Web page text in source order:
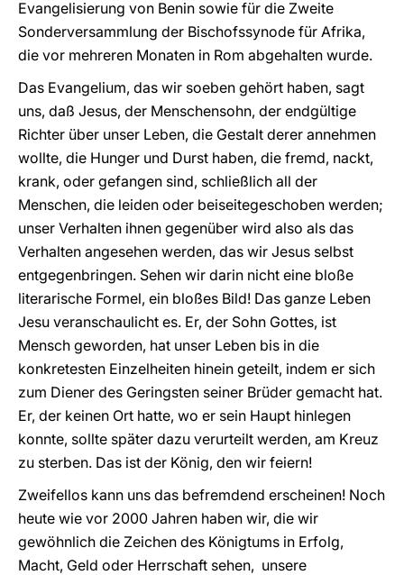
Evangelisierung von Benin sowie für die Zweite
Sonderversammlung der Bischofssynode für Afrika,
die vor mehreren Monaten in Rom abgehalten wurde.
Das Evangelium, das wir soeben gehört haben, sagt
uns, daß Jesus, der Menschensohn, der endgültige
Richter über unser Leben, die Gestalt derer annehmen
wollte, die Hunger und Durst haben, die fremd, nackt,
krank, oder gefangen sind, schließlich all der
Menschen, die leiden oder beiseitegeschoben werden;
unser Verhalten ihnen gegenüber wird also als das
Verhalten angesehen werden, das wir Jesus selbst
entgegenbringen. Sehen wir darin nicht eine bloße
literarische Formel, ein bloßes Bild! Das ganze Leben
Jesu veranschaulicht es. Er, der Sohn Gottes, ist
Mensch geworden, hat unser Leben bis in die
konkretesten Einzelheiten hinein geteilt, indem er sich
zum Diener des Geringsten seiner Brüder gemacht hat.
Er, der keinen Ort hatte, wo er sein Haupt hinlegen
konnte, sollte später dazu verurteilt werden, am Kreuz
zu sterben. Das ist der König, den wir feiern!
Zweifellos kann uns das befremdend erscheinen! Noch
heute wie vor 2000 Jahren haben wir, die wir
gewöhnlich die Zeichen des Königtums in Erfolg,
Macht, Geld oder Herrschaft sehen, unsere